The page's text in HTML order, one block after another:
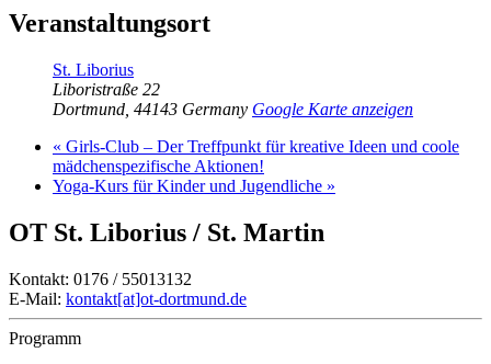
Veranstaltungsort
St. Liborius
Liboristraße 22
Dortmund 44143 Germany Google Karte anzeigen
« Girls-Club – Der Treffpunkt für kreative Ideen und coole
mädchenspezifische Aktionen!
Yoga-Kurs für Kinder und Jugendliche »
OT St. Liborius / St. Martin
Kontakt: 0176 / 55013132
E-Mail: kontakt[at]ot-dortmund.de
Programm